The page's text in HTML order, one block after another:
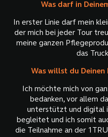
Was darf in
In erster Linie darf mein
der mich bei jeder Tour
meine ganzen
das
Was willst du
Ich möchte mich von
bedanken, vor allem
unterstützt und digital
begleitet und ich somit
die Teilnahme an der